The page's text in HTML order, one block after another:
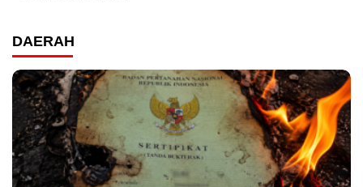
DAERAH